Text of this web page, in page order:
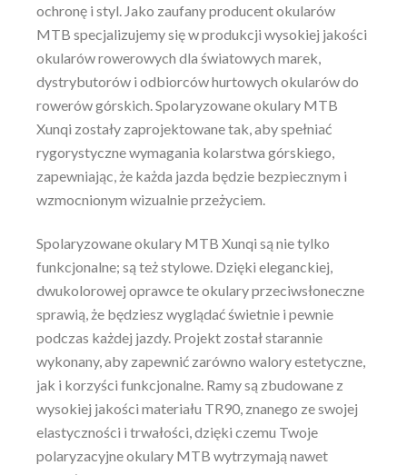
ochronę i styl. Jako zaufany producent okularów
MTB specjalizujemy się w produkcji wysokiej jakości
okularów rowerowych dla światowych marek,
dystrybutorów i odbiorców hurtowych okularów do
rowerów górskich. Spolaryzowane okulary MTB
Xunqi zostały zaprojektowane tak, aby spełniać
rygorystyczne wymagania kolarstwa górskiego,
zapewniając, że każda jazda będzie bezpiecznym i
wzmocnionym wizualnie przeżyciem.
Spolaryzowane okulary MTB Xunqi są nie tylko
funkcjonalne; są też stylowe. Dzięki eleganckiej,
dwukolorowej oprawce te okulary przeciwsłoneczne
sprawią, że będziesz wyglądać świetnie i pewnie
podczas każdej jazdy. Projekt został starannie
wykonany, aby zapewnić zarówno walory estetyczne,
jak i korzyści funkcjonalne. Ramy są zbudowane z
wysokiej jakości materiału TR90, znanego ze swojej
elastyczności i trwałości, dzięki czemu Twoje
polaryzacyjne okulary MTB wytrzymają nawet